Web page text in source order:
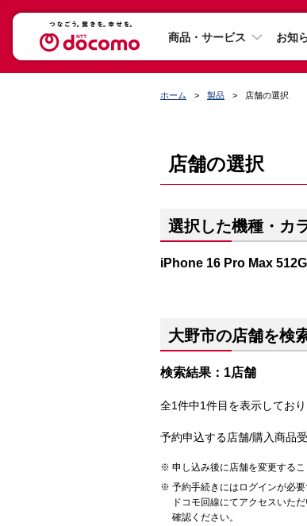
商品・サービス お知
ホーム 製品 店舗の選択
店舗の選択
選択した機種・カ
iPhone 16 Pro Max
大野市の店舗を検
検索結果：1店舗
全1件中1件目を表示してお
予約申込する店舗/購入商品
申し込み後に店舗を変更するこ
予約手続きにはログインが必要
ドコモ回線にてアクセスいた
確認ください。